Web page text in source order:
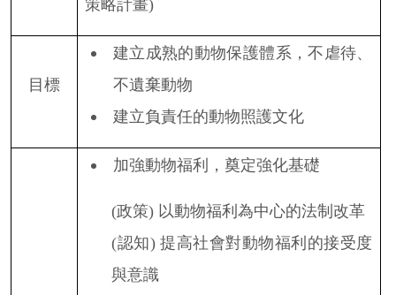
策略計畫)
目標
建立成熟的動物保護體系，不虐待、
不遺棄動物
建立負責任的動物照護文化
加強動物福利，奠定強化基礎
(政策) 以動物福利為中心的法制改革
(認知)提高社會對動物福利的接受度
與意識